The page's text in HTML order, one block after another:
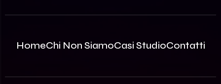
HomeChi Non SiamoCasi StudioContatti